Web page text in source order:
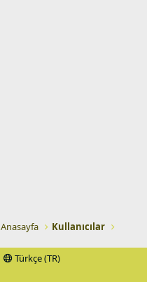
Anasayfa Kullanıcılar
Türkçe (TR)